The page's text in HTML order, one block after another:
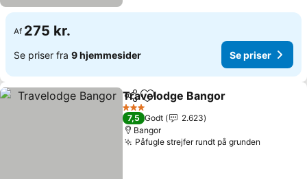
Af 275 kr.
Se priser fra 9 hjemmesider Se priser
Del Føj til favoritter
Travelodge Bangor
3 Stjerner
7,5 Godt
2.623
Bangor
Påfugle strejfer rundt på grunden